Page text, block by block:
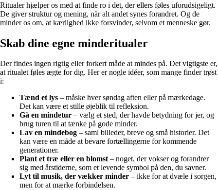
Ritualer hjælper os med at finde ro i det, der ellers føles uforudsigeligt.
De giver struktur og mening, når alt andet synes forandret. Og de
minder os om, at kærlighed ikke forsvinder, selvom et menneske gør.
Skab dine egne minderitualer
Der findes ingen rigtig eller forkert måde at mindes på. Det vigtigste er,
at ritualet føles ægte for dig. Her er nogle idéer, som mange finder trøst
i:
Tænd et lys – måske hver søndag aften eller på mærkedage.
Det kan være et stille øjeblik til refleksion.
Gå en mindetur – vælg et sted, der havde betydning for jer, og
brug turen til at tænke på gode minder.
Lav en mindebog – saml billeder, breve og små historier. Det
kan være en måde at bevare fortællingerne for kommende
generationer.
Plant et træ eller en blomst– noget, der vokser og forandrer
sig med årstiderne, som et levende symbol på den, du savner.
Lyt til musik, der vækker minder – ikke for at dvæle i sorgen,
men for at mærke forbindelsen.